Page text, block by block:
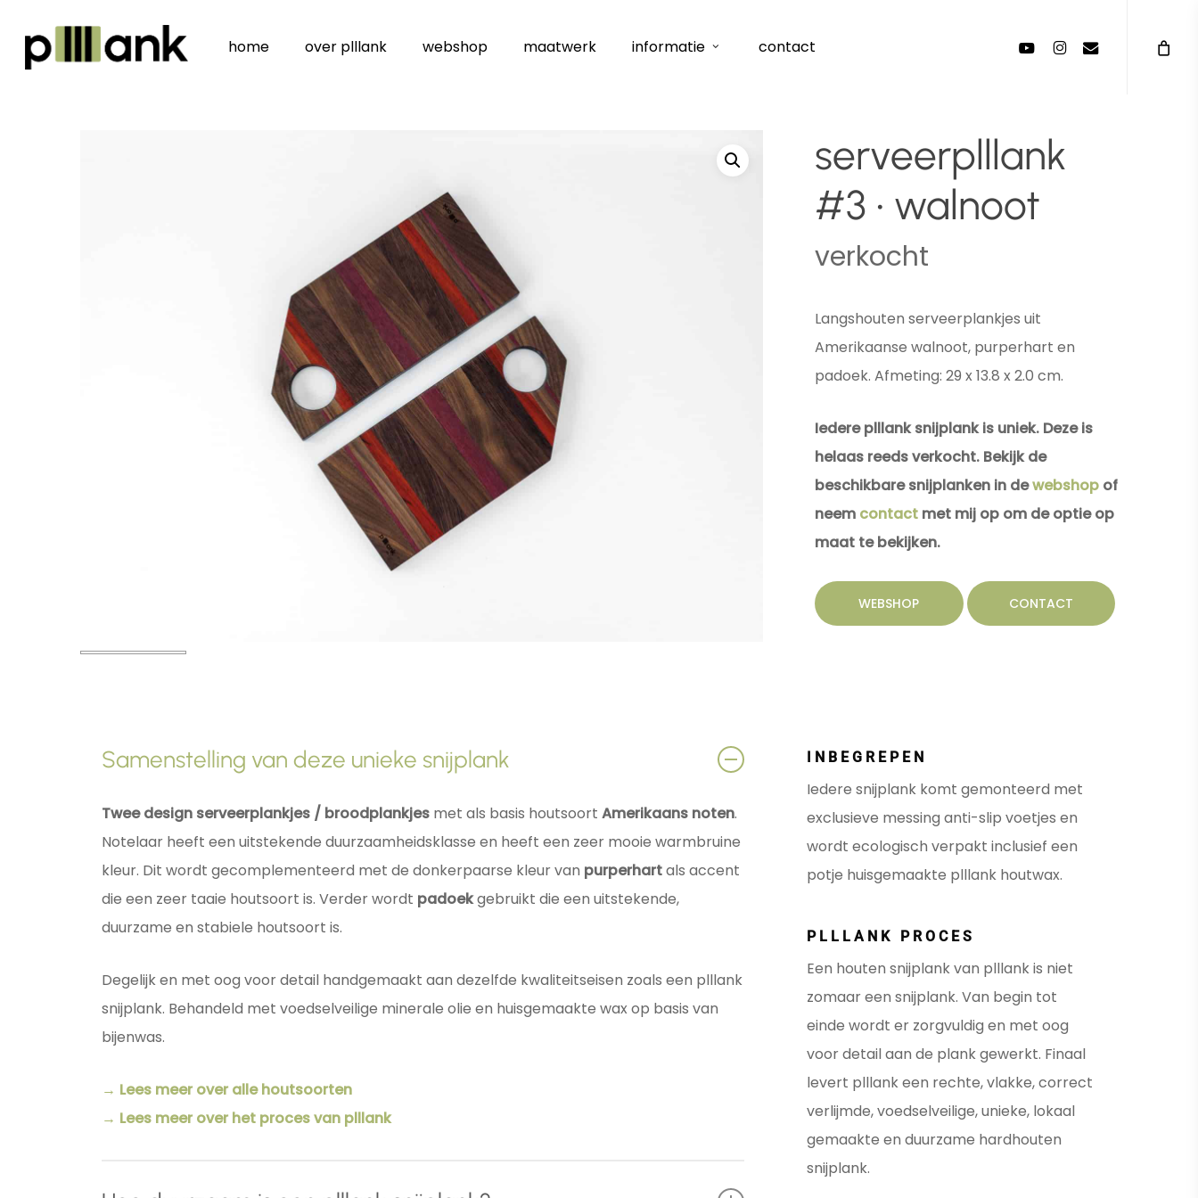
main
home over plllank webshop maatwerk informatie contact youtubeinstagram
email
serveerplllank
#3 • walnoot
verkocht
Langshouten serveerplankjes uit
Amerikaanse walnoot, purperhart en
padoek. Afmeting: 29 x 13.8 x 2.0 cm.
Iedere plllank snijplank is uniek. Deze is
helaas reeds verkocht. Bekijk de
beschikbare snijplanken in dewebshop of
neem contact met mij op om de optie op
maat te bekijken.
WEBSHOP CONTACT
Samenstelling van deze unieke snijplank
Twee design serveerplankjes / broodplankjes met als basis houtsoort Amerikaans noten.
Notelaar heeft een uitstekende duurzaamheidsklasse en heeft een zeer mooie warmbruine
kleur. Dit wordt gecomplementeerd met de donkerpaarse kleur van purperhartals accent
die een zeer taaie houtsoort is. Verder wordt padoekgebruikt die een uitstekende,
duurzame en stabiele houtsoort is.
Degelijk en met oog voor detail handgemaakt aan dezelfde kwaliteitseisen zoals een plllank
snijplank. Behandeld met voedselveilige minerale olie en huisgemaakte wax op basis van
bijenwas.
→ Lees meer over alle houtsoorten
→ Lees meer over het proces van plllank
INBEGREPEN
Iedere snijplank komt gemonteerd met
exclusieve messing anti-slip voetjes en
wordt ecologisch verpakt inclusief een
potje huisgemaakte plllank houtwax.
PLLLANK PROCES
Een houten snijplank van plllank is niet
zomaar een snijplank. Van begin tot
einde wordt er zorgvuldig en met oog
voor detail aan de plank gewerkt. Finaal
levert plllank een rechte, vlakke, correct
verlijmde, voedselveilige, unieke, lokaal
gemaakte en duurzame hardhouten
snijplank.